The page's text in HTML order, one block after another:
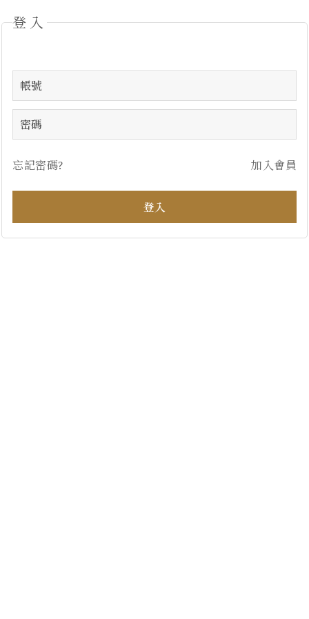
登入
忘記密碼? 加入會員